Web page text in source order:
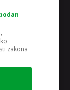
zakona